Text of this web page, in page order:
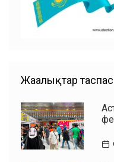
Жаңалықтар